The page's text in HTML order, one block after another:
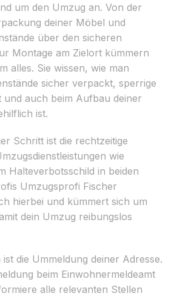
um den Umzug an. Von der
deiner Möbel und
über den sicheren
Montage am Zielort kümmern
alles. Sie wissen, wie man
sicher verpackt, sperrige
auch beim Aufbau deiner
ist.
Schritt ist die rechtzeitige
wie
Halteverbotsschild in beiden
Umzugsprofi Fischer
hierbei und kümmert sich um
dein Umzug reibungslos
die Ummeldung deiner Adresse.
beim Einwohnermeldeamt
alle relevanten Stellen